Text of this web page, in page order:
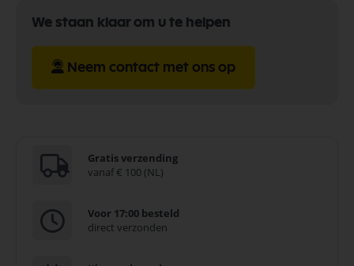
We staan klaar om u te helpen
Neem contact met ons op
Gratis verzending
vanaf € 100 (NL)
Voor 17:00 besteld
direct verzonden